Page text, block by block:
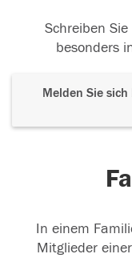
Schreiben
besonders
Melden Sie
In einem
Mitglieder